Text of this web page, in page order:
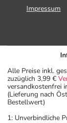
Impressum
Alle Preise inkl.
zuzüglich 3,99 €
versandkostenfrei
(Lieferung nach
Bestellwert)
1: Unverbindliche